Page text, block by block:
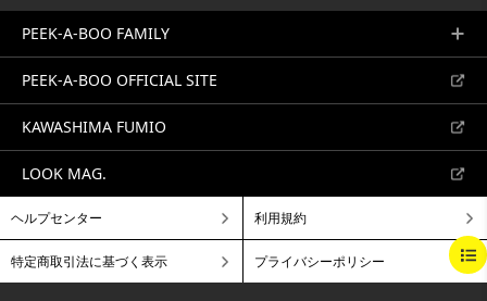
BEGINNING BREAKFAST
BRUNCH
LUNCH
DINNER A LA CARTE
ハイレイヤーで切るウルフ
パーマ
大野浩司
ART DIRECTOR大野浩司による
「ハイレイヤーで切るウルフパー
サロンベーシック
顔まわりからカットするレ
サロンベーシック
PEEK-A-BOO FAMILY
PEEK-A-BOO OFFICIAL SITE
KAWASHIMA FUMIO
LOOK MAG.
ヘルプセンター 利用規約
特定商取引法に基づく表示 プライバシーポリシー